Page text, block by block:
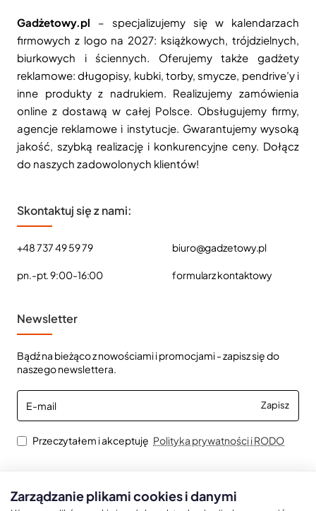
Gadżetowy.pl – specjalizujemy się w kalendarzach
firmowych z logo na 2027: książkowych, trójdzielnych,
biurkowych i ściennych. Oferujemy także gadżety
reklamowe: długopisy, kubki, torby, smycze, pendrive’y i
inne produkty z nadrukiem. Realizujemy zamówienia
online z dostawą w całej Polsce. Obsługujemy firmy,
agencje reklamowe i instytucje. Gwarantujemy wysoką
jakość, szybką realizację i konkurencyjne ceny. Dołącz
do naszych zadowolonych klientów!
Skontaktuj się z nami:
+48 737 49 59 79
pn.-pt. 9:00-16:00
biuro@gadzetowy.pl
formularz kontaktowy
Newsletter
Bądź na bieżąco z nowościami i promocjami - zapisz się do
naszego newslettera.
E-
mail
Zapisz
Przeczytałem i akceptuję Polityka prywatności i RODO
Kalendarze Ścienne
Zarządzanie plikami cookies i danymi